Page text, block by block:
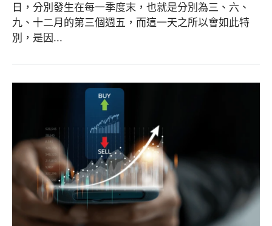
日，分別發生在每一季度末，也就是分別為三、六、
九、十二月的第三個週五，而這一天之所以會如此特
別，是因...